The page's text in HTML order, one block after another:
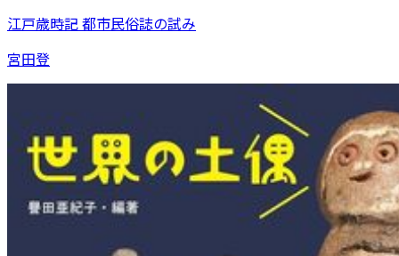
江戸歳時記 都市民俗誌の試み
宮田登